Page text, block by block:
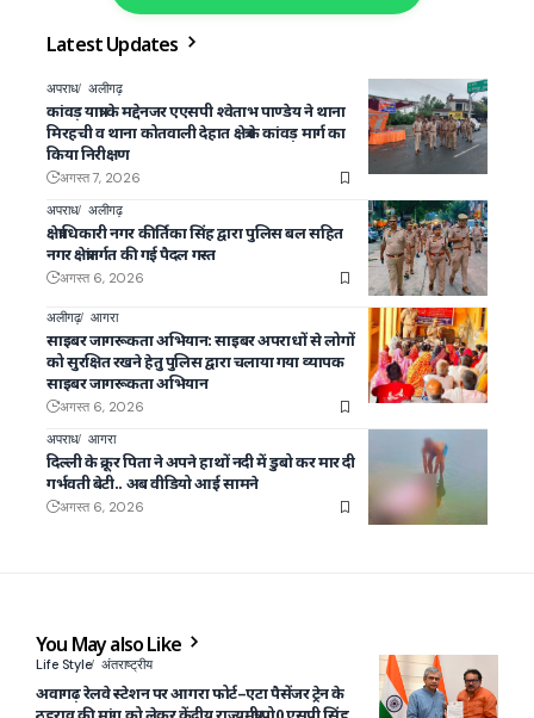
Latest Updates
अपराध अलीगढ़
कांवड़ यात्रा के मद्देनजर एएसपी श्वेताभ पाण्डेय ने थाना
मिरहची व थाना कोतवाली देहात क्षेत्र के कांवड़ मार्ग का
किया निरीक्षण
अगस्त 7, 2026
अपराध अलीगढ़
क्षेत्राधिकारी नगर कीर्तिका सिंह द्वारा पुलिस बल सहित
नगर क्षेत्रांतर्गत की गई पैदल गस्त
अगस्त 6, 2026
अलीगढ़ आगरा
साइबर जागरूकता अभियान: साइबर अपराधों से लोगों
को सुरक्षित रखने हेतु पुलिस द्वारा चलाया गया व्यापक
साइबर जागरूकता अभियान
अगस्त 6, 2026
अपराध आगरा
दिल्ली के क्रूर पिता ने अपने हाथों नदी में डुबो कर मार दी
गर्भवती बेटी.. अब वीडियो आई सामने
अगस्त 6, 2026
You May also Like
Life Style अंतराष्ट्रीय
अवागढ़ रेलवे स्टेशन पर आगरा फोर्ट–एटा पैसेंजर ट्रेन के